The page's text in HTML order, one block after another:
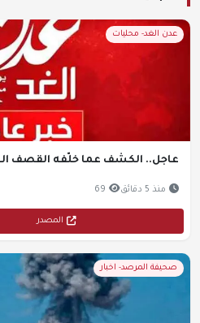
عدن الغد- محليات
عاجل.. الكشف عما خلّفه القصف
منذ 5 دقائق 69
المصدر
صحيفة المرصد- اخبار